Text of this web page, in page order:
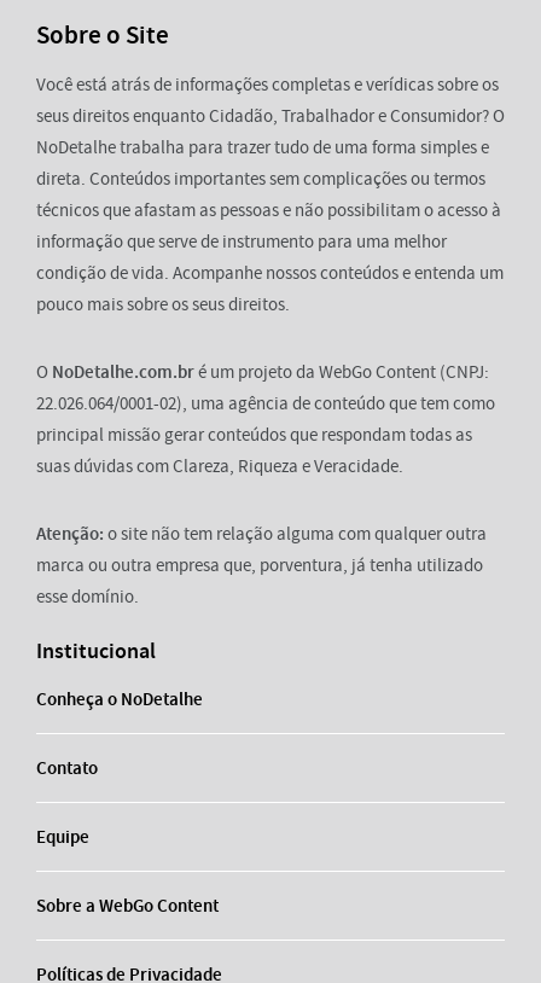
Sobre o Site
Você está atrás de informações completas e verídicas sobre os
seus direitos enquanto Cidadão, Trabalhador e Consumidor? O
NoDetalhe trabalha para trazer tudo de uma forma simples e
direta. Conteúdos importantes sem complicações ou termos
técnicos que afastam as pessoas e não possibilitam o acesso à
informação que serve de instrumento para uma melhor
condição de vida. Acompanhe nossos conteúdos e entenda um
pouco mais sobre os seus direitos.
O NoDetalhe.com.bré um projeto da WebGo Content (CNPJ:
22.026.064/0001-02), uma agência de conteúdo que tem como
principal missão gerar conteúdos que respondam todas as
suas dúvidas com Clareza, Riqueza e Veracidade.
Atenção: o site não tem relação alguma com qualquer outra
marca ou outra empresa que, porventura, já tenha utilizado
esse domínio.
Institucional
Conheça o NoDetalhe
Contato
Equipe
Sobre a WebGo Content
Políticas de Privacidade